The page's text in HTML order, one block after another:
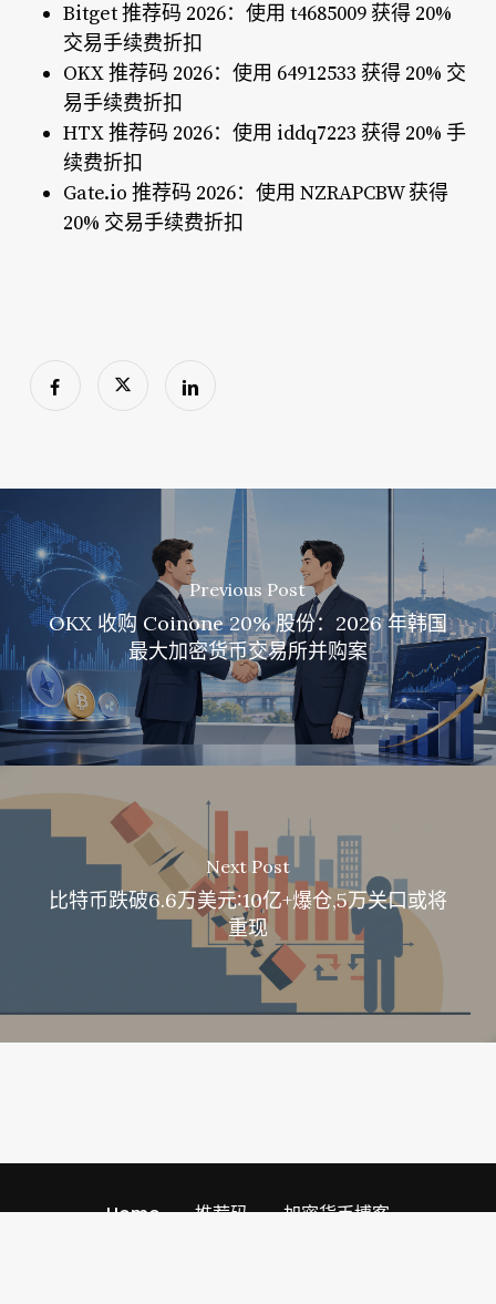
Bitget 推荐码 2026：使用 t4685009 获得 20%
交易手续费折扣
OKX 推荐码 2026：使用 64912533 获得 20% 交
易手续费折扣
HTX 推荐码 2026：使用 iddq7223 获得 20% 手
续费折扣
Gate.io 推荐码 2026：使用 NZRAPCBW 获得
20% 交易手续费折扣
Previous Post
OKX 收购 Coinone 20% 股份：2026 年韩国
最大加密货币交易所并购案
Next Post
比特币跌破6.6万美元:10亿+爆仓,5万关口或将
重现
Home 推荐码 加密货币博客